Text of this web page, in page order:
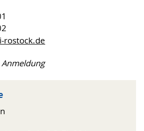
rostock.de
Anmeldung